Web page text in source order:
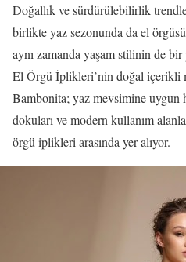
Doğallık ve sürdürülebilirlik
birlikte yaz sezonunda da el
aynı zamanda yaşam stilinin de
El Örgü İplikleri’nin doğal içerikli
Bambonita; yaz mevsimine uygun
dokuları ve modern kullanım
örgü iplikleri arasında yer alıyor.